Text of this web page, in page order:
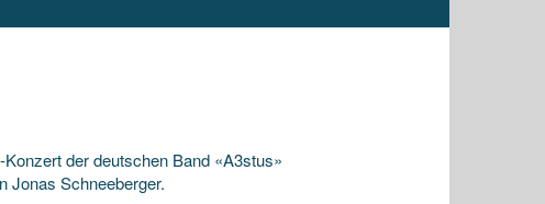
der deutschen Band «A3stus»
Jonas Schneeberger.